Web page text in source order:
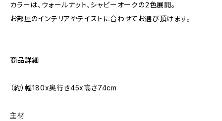
カラーは、ウォールナット、シャビーオークの2色展開。
お部屋のインテリアやテイストに合わせてお選び頂けます。
商品詳細
（約）幅180x奥行き45x高さ74cm
主材